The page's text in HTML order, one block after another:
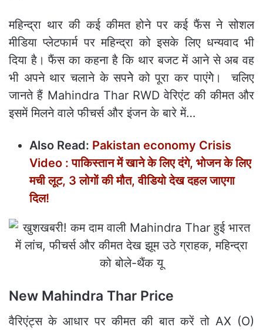
महिन्‍द्रा थार की कई कीमत होने पर कई फैंस ने सोशल
मीडिया प्‍लेटफार्म पर महिन्‍द्रा को इसके लिए धन्‍यवाद भी
दिया है। फैंस का कहना है कि थार बजट में आने से अब वह
भी अपने थार चलाने के सपनेे को पूरा कर पाएंगेे। चलिए
जानते हैं Mahindra Thar RWD वेरिएंट की कीमत और
इसमें मिलने वाले फीचर्स और इंजन के बारे में…
Also Read: Pakistan economy Crisis
Video : पाकिस्तान में खाने के लिए दंगे, भोजन के लिए
मची लूट, 3 लोगों की मौत, वीडियो देख दहल जाएगा
दिल!
New Mahindra Thar Price
वैरिएंट्स के आधार पर कीमत की बात करें तो AX (O)